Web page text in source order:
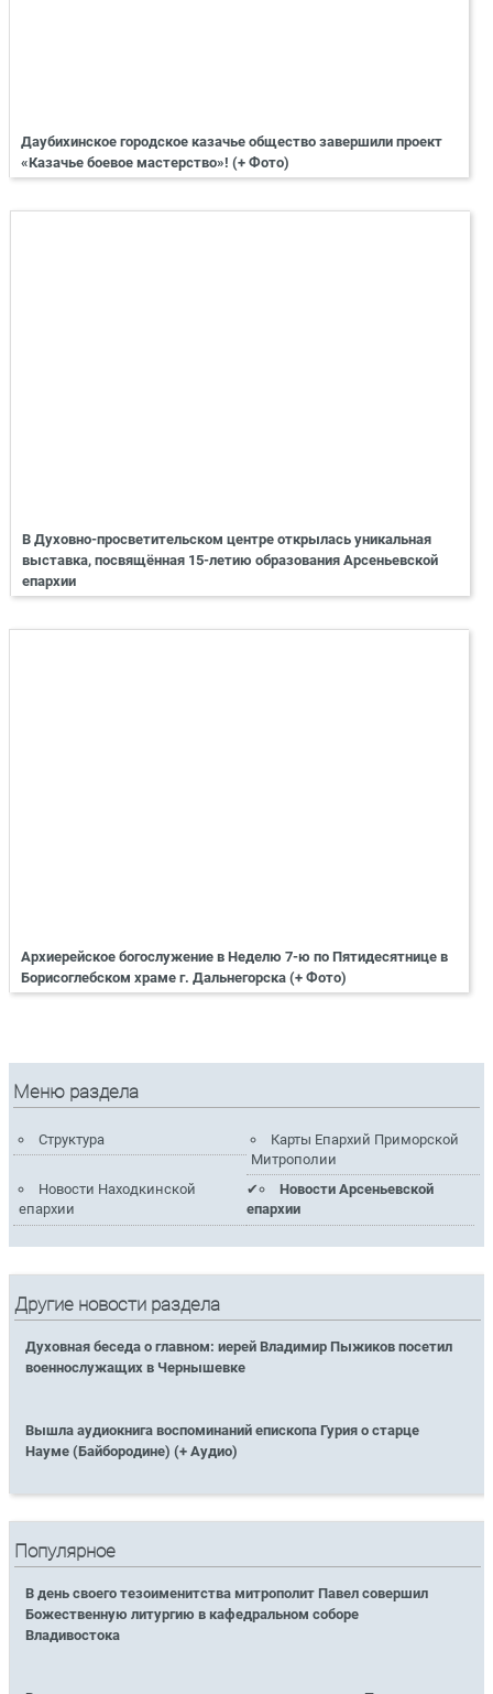
Даубихинское городское казачье общество завершили проект
«Казачье боевое мастерство»! (+ Фото)
В Духовно-просветительском центре открылась уникальная
выставка, посвящённая 15-летию образования Арсеньевской
епархии
Архиерейское богослужение в Неделю 7-ю по Пятидесятнице в
Борисоглебском храме г. Дальнегорска (+ Фото)
Меню раздела
Структура
Карты Епархий Приморской
Митрополии
Новости Находкинской
епархии
Новости Арсеньевской
епархии
Другие новости раздела
Духовная беседа о главном: иерей Владимир Пыжиков посетил
военнослужащих в Чернышевке
Вышла аудиокнига воспоминаний епископа Гурия о старце
Науме (Байбородине) (+ Аудио)
Популярное
В день своего тезоименитства митрополит Павел совершил
Божественную литургию в кафедральном соборе
Владивостока